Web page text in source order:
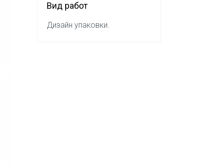
Вид работ
Дизайн упаковки.